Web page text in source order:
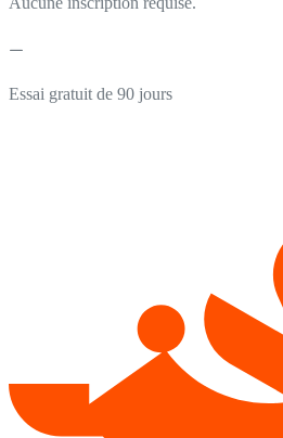
Essai gratuit de 90 jours